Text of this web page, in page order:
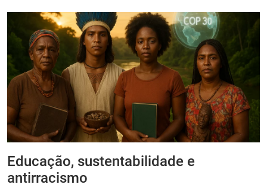
Educação, sustentabilidade e
antirracismo